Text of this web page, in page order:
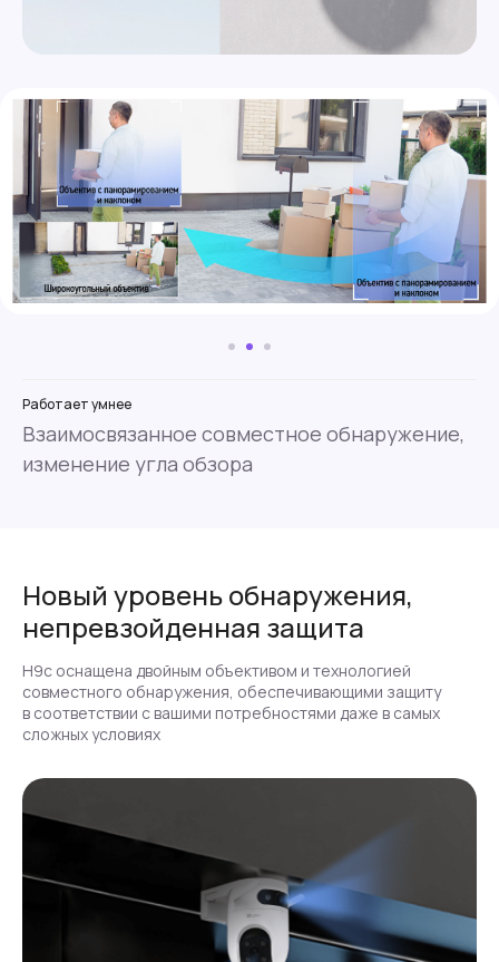
Работает умнее
Взаимосвязанное совместное обнаружение,
изменение угла обзора
Новый уровень обнаружения,
непревзойденная защита
Н9с оснащена двойным объективом и технологией
совместного обнаружения, обеспечивающими защиту
в соответствии с вашими потребностями даже в самых
сложных условиях